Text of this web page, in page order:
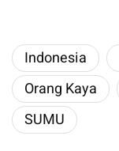
Indonesia
Orang Kaya
SUMU